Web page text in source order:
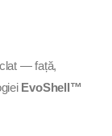
— față,
EvoShell™